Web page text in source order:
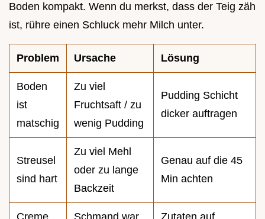
Boden kompakt. Wenn du merkst, dass der Teig zäh
ist, rühre einen Schluck mehr Milch unter.
Problem Ursache Lösung
Boden
ist
matschig
Zu viel
Fruchtsaft / zu
wenig Pudding
Pudding Schicht
dicker auftragen
Streusel
sind hart
Zu viel Mehl
oder zu lange
Backzeit
Genau auf die 45
Min achten